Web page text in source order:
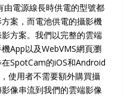
電源線長時供電的型號都
案，而電池供電的攝影機
方案。我們以完整的雲端
App以及WebVMS網頁瀏
SpotCam的iOS和Android
，使用者不需要額外購買攝
像串流到我們的雲端影像